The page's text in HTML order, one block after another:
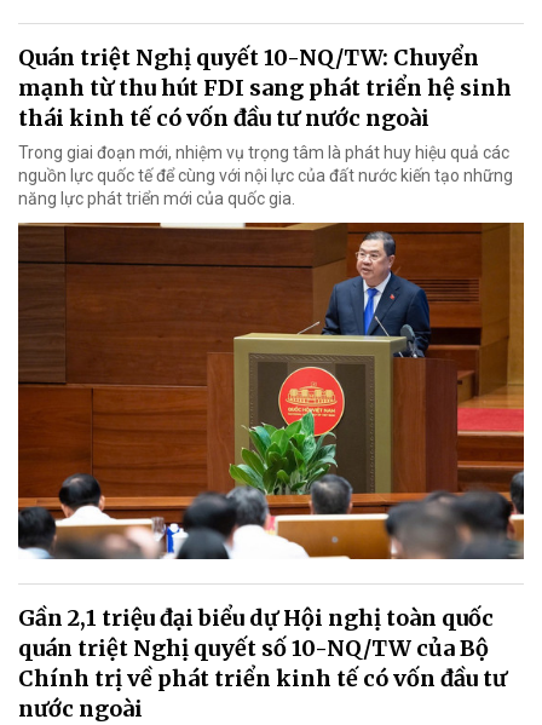
Quán triệt Nghị quyết 10-NQ/TW: Chuyển
mạnh từ thu hút FDI sang phát triển hệ sinh
thái kinh tế có vốn đầu tư nước ngoài
Trong giai đoạn mới, nhiệm vụ trọng tâm là phát huy hiệu quả các
nguồn lực quốc tế để cùng với nội lực của đất nước kiến tạo những
năng lực phát triển mới của quốc gia.
Gần 2,1 triệu đại biểu dự Hội nghị toàn quốc
quán triệt Nghị quyết số 10-NQ/TW của Bộ
Chính trị về phát triển kinh tế có vốn đầu tư
nước ngoài